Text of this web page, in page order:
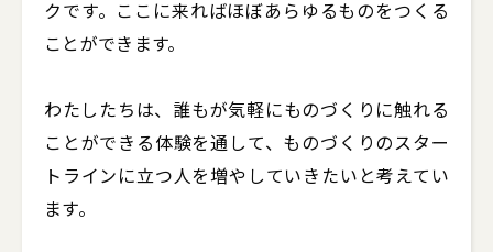
クです。ここに来ればほぼあらゆるものをつくる
ことができます。
わたしたちは、誰もが気軽にものづくりに触れる
ことができる体験を通して、ものづくりのスター
トラインに立つ人を増やしていきたいと考えてい
ます。